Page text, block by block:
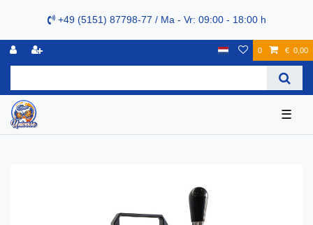
+49 (5151) 87798-77 / Ma - Vr: 09:00 - 18:00 h
0 € 0,00
☰